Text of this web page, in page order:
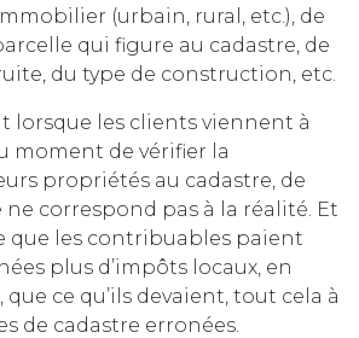
(urbain, rural, etc.), de
qui figure au cadastre, de
du type de construction, etc.
lorsque les clients viennent à
moment de vérifier la
propriétés au cadastre, de
ne correspond pas à la réalité. Et
que les contribuables paient
plus d’impôts locaux, en
que ce qu’ils devaient, tout cela à
de cadastre erronées.